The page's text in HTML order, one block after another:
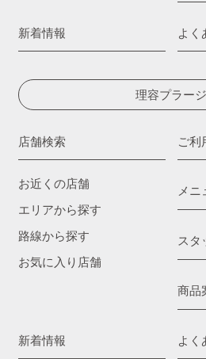
新着情報 よく
理容プラー
店舗検索
お近くの店舗
エリアから探す
路線から探す
お気に入り店舗
ご利
メニ
スタ
商品
新着情報 よく